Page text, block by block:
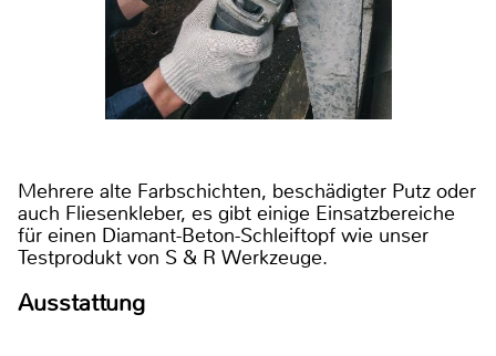
Mehrere alte Farbschichten, beschädigter Putz oder
auch Fliesenkleber, es gibt einige Einsatzbereiche
für einen Diamant-Beton-Schleiftopf wie unser
Testprodukt von S & R Werkzeuge.
Ausstattung